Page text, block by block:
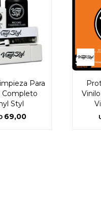
Para
Completo
Styl
69,00